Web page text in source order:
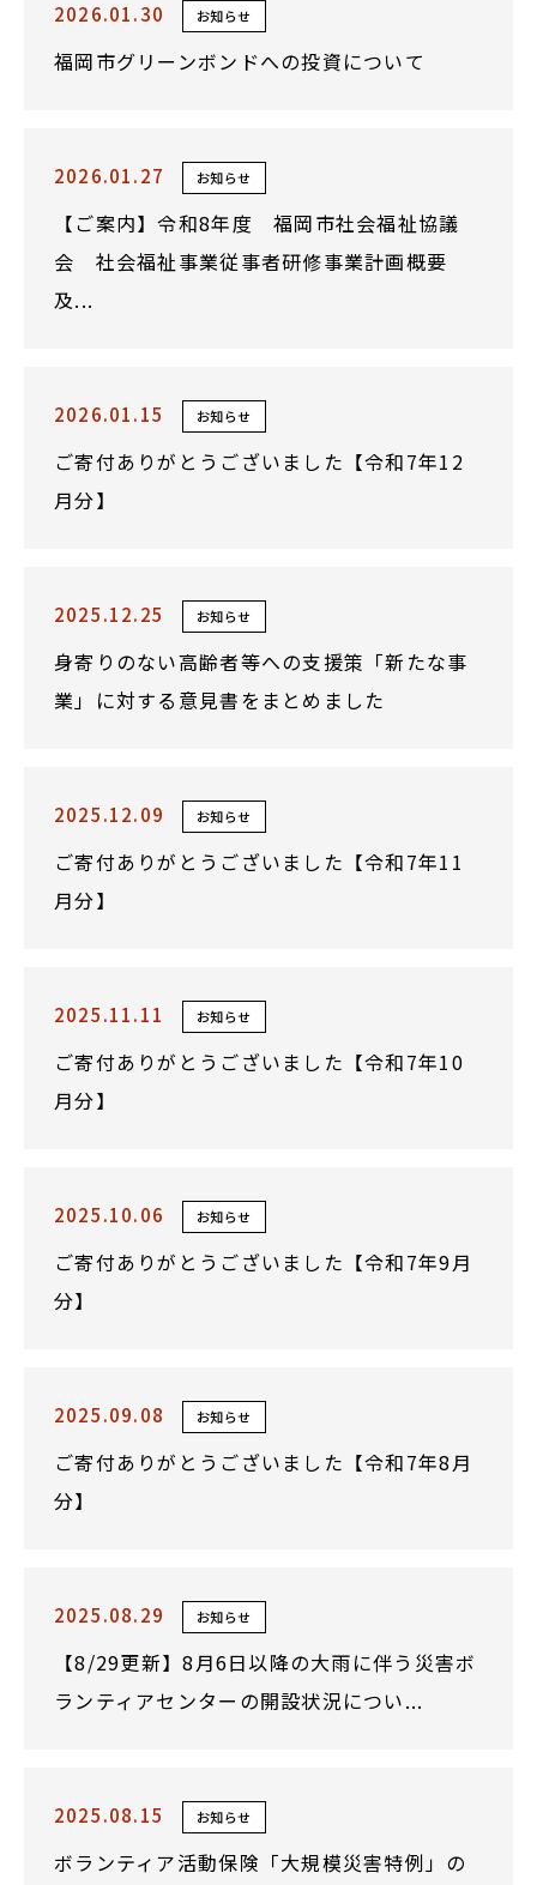
2026.01.30 お知らせ
福岡市グリーンボンドへの投資について
2026.01.27 お知らせ
【ご案内】令和8年度 福岡市社会福祉協議
会 社会福祉事業従事者研修事業計画概要
及...
2026.01.15 お知らせ
ご寄付ありがとうございました【令和7年12
月分】
2025.12.25 お知らせ
身寄りのない高齢者等への支援策「新たな事
業」に対する意見書をまとめました
2025.12.09 お知らせ
ご寄付ありがとうございました【令和7年11
月分】
2025.11.11 お知らせ
ご寄付ありがとうございました【令和7年10
月分】
2025.10.06 お知らせ
ご寄付ありがとうございました【令和7年9月
分】
2025.09.08 お知らせ
ご寄付ありがとうございました【令和7年8月
分】
2025.08.29 お知らせ
【8/29更新】8月6日以降の大雨に伴う災害ボ
ランティアセンターの開設状況につい...
2025.08.15 お知らせ
ボランティア活動保険「大規模災害特例」の